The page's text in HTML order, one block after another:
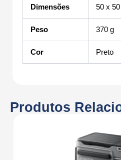
Dimensões 50 x
Peso 370 g
Cor Preto
Produtos